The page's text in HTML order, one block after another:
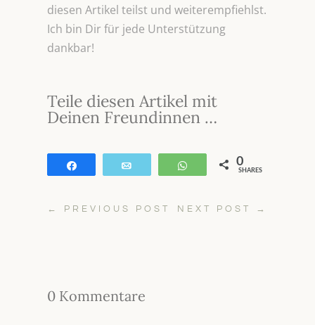
diesen Artikel teilst und weiterempfiehlst.
Ich bin Dir für jede Unterstützung
dankbar!
Teile diesen Artikel mit
Deinen Freundinnen …
WhatsApp
0
SHARES
← PREVIOUS POST NEXT POST →
0 Kommentare